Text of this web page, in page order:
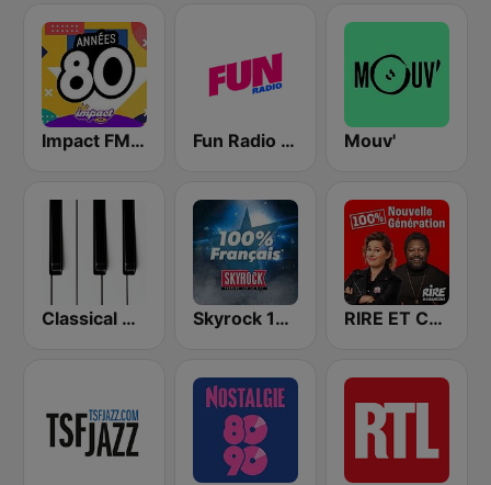
Impact FM - Années 80 Fun Radio FRANCE Mouv'
Classical Horizon Radio (International) Skyrock 100% Français RIRE ET CHANSONS NOUVELLE GENERATION